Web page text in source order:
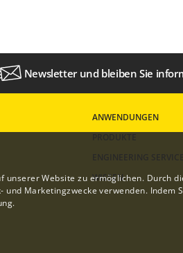
Website zu ermöglichen. Durch
Marketingzwecke verwenden.
.
Newsletter und bleiben Sie
ANWENDUNGEN
WISSEN